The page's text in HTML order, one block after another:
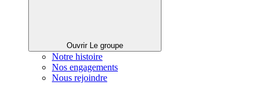
Ouvrir Le groupe
Notre histoire
Nos engagements
Nous rejoindre